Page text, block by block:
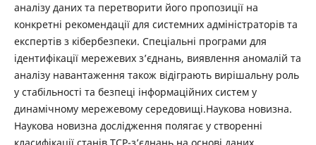
аналізу даних та перетворити його пропозиції на
конкретні рекомендації для системних адміністраторів та
експертів з кібербезпеки. Спеціальні програми для
ідентифікації мережевих з’єднань, виявлення аномалій та
аналізу навантаження також відіграють вирішальну роль
у стабільності та безпеці інформаційних систем у
динамічному мережевому середовищі.Наукова новизна.
Наукова новизна дослідження полягає у створенні